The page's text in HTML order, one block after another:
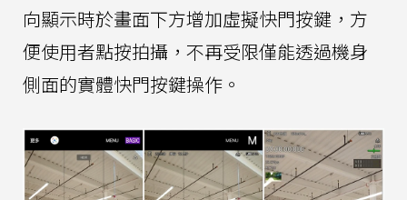
向顯示時於畫面下方增加虛擬快門按鍵，方
便使用者點按拍攝，不再受限僅能透過機身
側面的實體快門按鍵操作。